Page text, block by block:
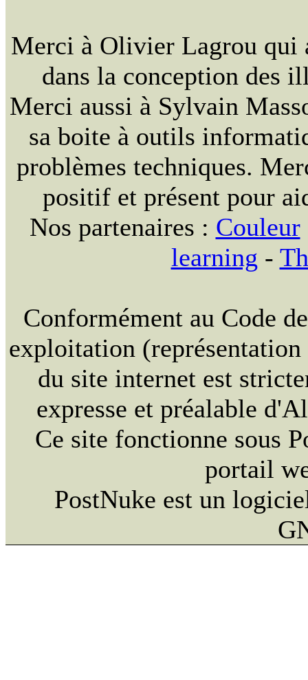
Merci à Olivier Lagrou qui
dans la conception des
Merci aussi à Sylvain
sa boite à outils
problèmes techniques.
positif et présent pour
Nos partenaires : Couleur
learning -
Conformément au Code
exploitation
du site internet est
expresse et préalable
Ce site fonctionne sous
portail
PostNuke est un